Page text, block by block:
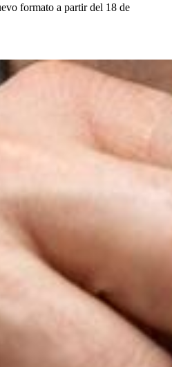
formato a partir del 18 de